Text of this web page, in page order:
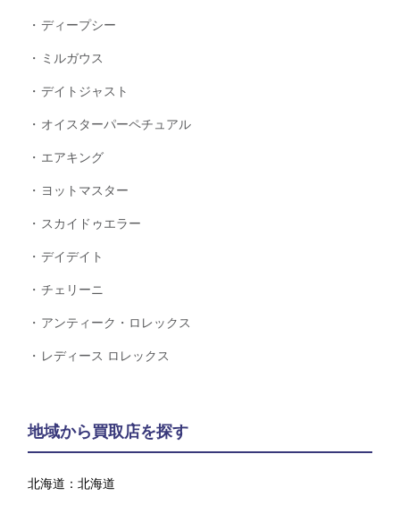
ディープシー
ミルガウス
デイトジャスト
オイスターパーペチュアル
エアキング
ヨットマスター
スカイドゥエラー
デイデイト
チェリーニ
アンティーク・ロレックス
レディース ロレックス
地域から買取店を探す
北海道：北海道